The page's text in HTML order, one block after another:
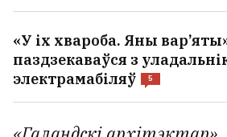
«У іх хвароба. Яны
паздзекаваўся з
электрамабіляў
5